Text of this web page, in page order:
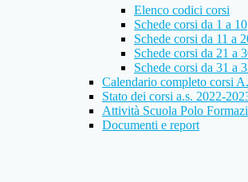
Elenco codici corsi
Schede corsi da 1 a 10
Schede corsi da 11 a
Schede corsi da 21 a
Schede corsi da 31 a
Calendario completo corsi
Stato dei corsi a.s. 2022-
Attività Scuola Polo
Documenti e report